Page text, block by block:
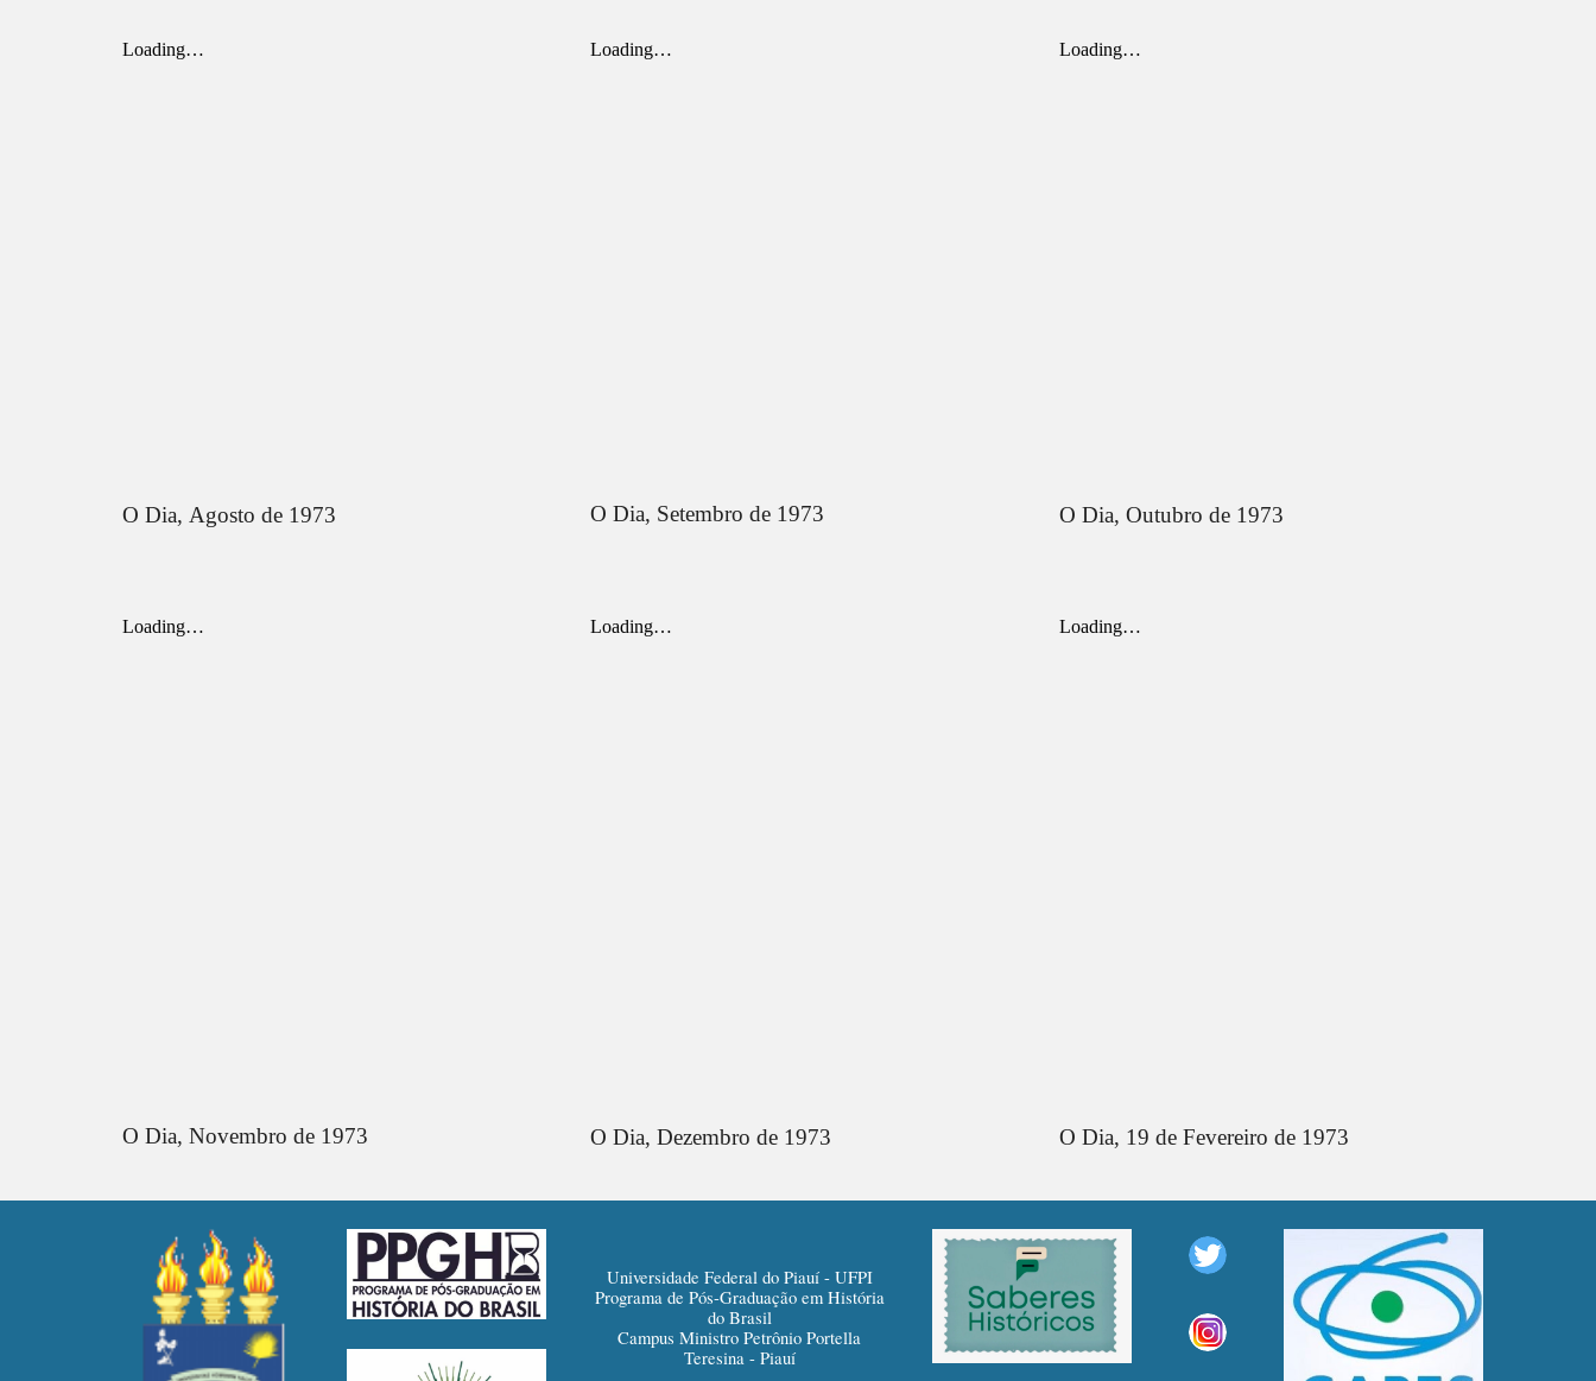
O Dia, Agosto de 1973 O Dia, Setembro de 1973 O Dia,Outubro de 1973
O Dia, Novembro de 1973 O Dia,Dezembro de 1973 O Dia, 19 de Fevereiro de 1973
Universidade Federal do Piauí - UFPI
Programa de Pós-Graduação em História
do Brasil
Campus Ministro Petrônio Portella
Teresina - Piauí